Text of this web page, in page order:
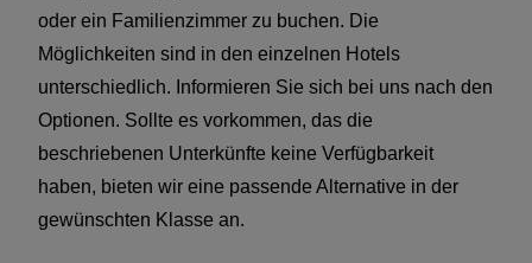
oder ein Familienzimmer zu buchen. Die
Möglichkeiten sind in den einzelnen Hotels
unterschiedlich. Informieren Sie sich bei uns nach den
Optionen. Sollte es vorkommen, das die
beschriebenen Unterkünfte keine Verfügbarkeit
haben, bieten wir eine passende Alternative in der
gewünschten Klasse an.